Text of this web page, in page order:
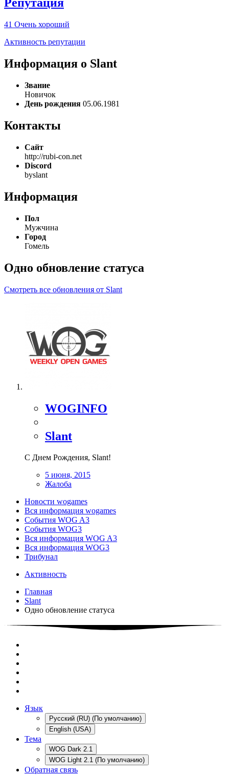
Репутация
41 Очень хороший
Активность репутации
Информация о Slant
Звание
Новичок
День рождения 05.06.1981
Контакты
Сайт
http://rubi-con.net
Discord
byslant
Информация
Пол
Мужчина
Город
Гомель
Одно обновление статуса
Смотреть все обновления от Slant
WOGINFO
Slant
С Днем Рождения, Slant!
5 июня, 2015
Жалоба
Новости wogames
Вся информация wogames
События WOG A3
События WOG3
Вся информация WOG A3
Вся информация WOG3
Трибунал
Активность
Главная
Slant
Одно обновление статуса
Язык
Русский (RU) (По умолчанию)
English (USA)
Тема
WOG Dark 2.1
WOG Light 2.1 (По умолчанию)
Обратная связь